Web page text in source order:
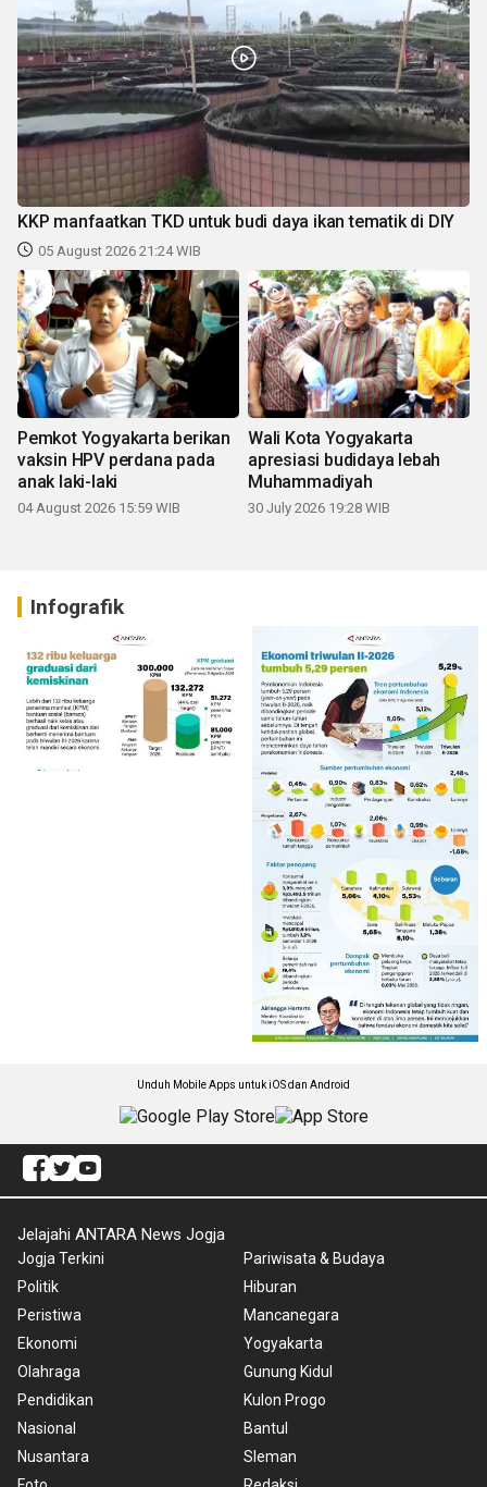
KKP manfaatkan TKD untuk budi daya ikan tematik di DIY
05 August 2026 21:24 WIB
Pemkot Yogyakarta berikan
vaksin HPV perdana pada
anak laki-laki
04 August 2026 15:59 WIB
Wali Kota Yogyakarta
apresiasi budidaya lebah
Muhammadiyah
30 July 2026 19:28 WIB
Infografik
Unduh Mobile Apps untuk iOS dan Android
Jelajahi ANTARA News Jogja
Jogja Terkini
Politik
Peristiwa
Ekonomi
Olahraga
Pendidikan
Nasional
Nusantara
Pariwisata & Budaya
Hiburan
Mancanegara
Yogyakarta
Gunung Kidul
Kulon Progo
Bantul
Sleman